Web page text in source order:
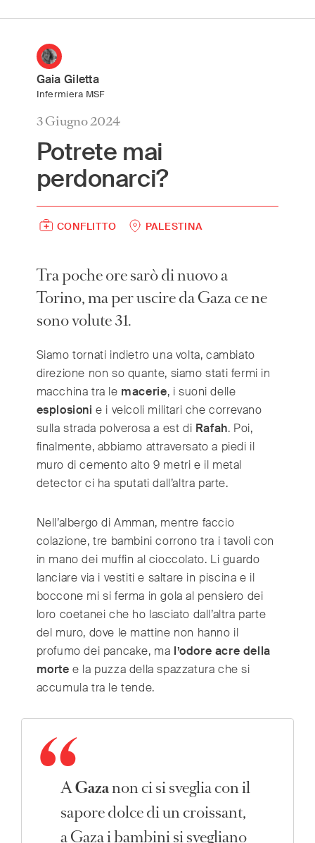
Gaia Giletta
Infermiera MSF
3 Giugno 2024
Potrete mai
perdonarci?
CONFLITTO PALESTINA
Tra poche ore sarò di nuovo a
Torino, ma per uscire da Gaza ce ne
sono volute 31.
Siamo tornati indietro una volta, cambiato
direzione non so quante, siamo stati fermi in
macchina tra le macerie, i suoni delle
esplosioni e i veicoli militari che correvano
sulla strada polverosa a est di Rafah. Poi,
finalmente, abbiamo attraversato a piedi il
muro di cemento alto 9 metri e il metal
detector ci ha sputati dall’altra parte.
Nell’albergo di Amman, mentre faccio
colazione, tre bambini corrono tra i tavoli con
in mano dei muffin al cioccolato. Li guardo
lanciare via i vestiti e saltare in piscina e il
boccone mi si ferma in gola al pensiero dei
loro coetanei che ho lasciato dall’altra parte
del muro, dove le mattine non hanno il
profumo dei pancake, ma l’odore acre della
morte e la puzza della spazzatura che si
accumula tra le tende.
AGazanon ci si sveglia con il
sapore dolce di un croissant,
a Gaza i bambini si svegliano
International
Argentina
Australia (English)
Belgium (Nederlands/Français)
Brazil (Português)
Canada (English/Français)
Czech Republic
France
Greece (ελληνικά)
Hong Kong (繁體中文)
India (English)
Italy (Italiano)
Luxembourg (Français)
Mexico (Español)
Myanmar (English/ မြန်မာစာ)
Netherlands (Nederlands)
Norway (Norsk)
South Africa
South East Asia (汉语/English)
South Korea (한국어)
Spain (Español)
Sweden (Svenska)
Switzerland (Deutsch/Français)
Turkey (Türkiye)
United Kingdom (English)
United States (English)